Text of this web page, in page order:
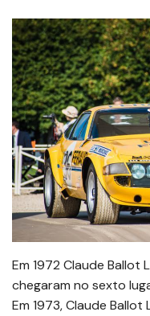
Em 1972 Claude Ballot
chegaram no sexto
Em 1973, Claude